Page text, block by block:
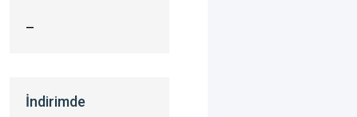
—
İndirimde